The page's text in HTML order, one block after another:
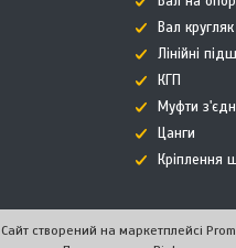
Вал кругляк
Лінійні
КГП
Муфти
Цанги
Кріплення
Сайт створений на маркетплейсі